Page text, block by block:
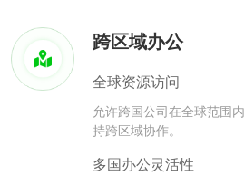
跨区域办公
全球资源访问
允许跨国公司在全球范围
持跨区域协作。
多国办公灵活性